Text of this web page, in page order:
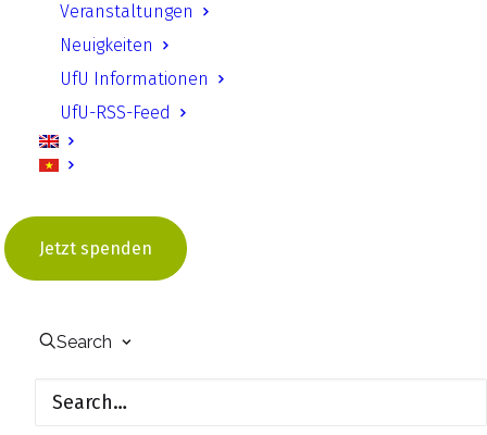
Veranstaltungen
Neuigkeiten
UfU Informationen
UfU-RSS-Feed
Jetzt spenden
Search
Energieverbraucher und verursachen hohe
-Emissionen. Als Orte, an denen
Schulen aber eine besondere Rolle, wenn es
von Klimaschutzmaßnahmen geht. Lernen